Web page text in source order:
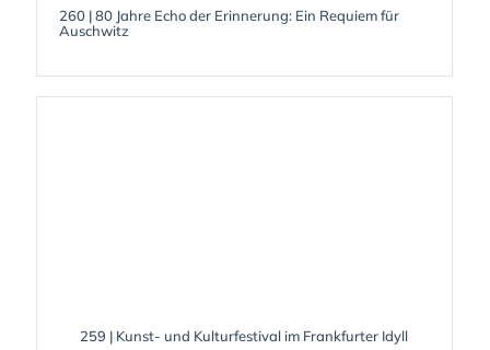
260 | 80 Jahre Echo der Erinnerung: Ein Requiem für
Auschwitz
259 | Kunst- und Kulturfestival im Frankfurter Idyll